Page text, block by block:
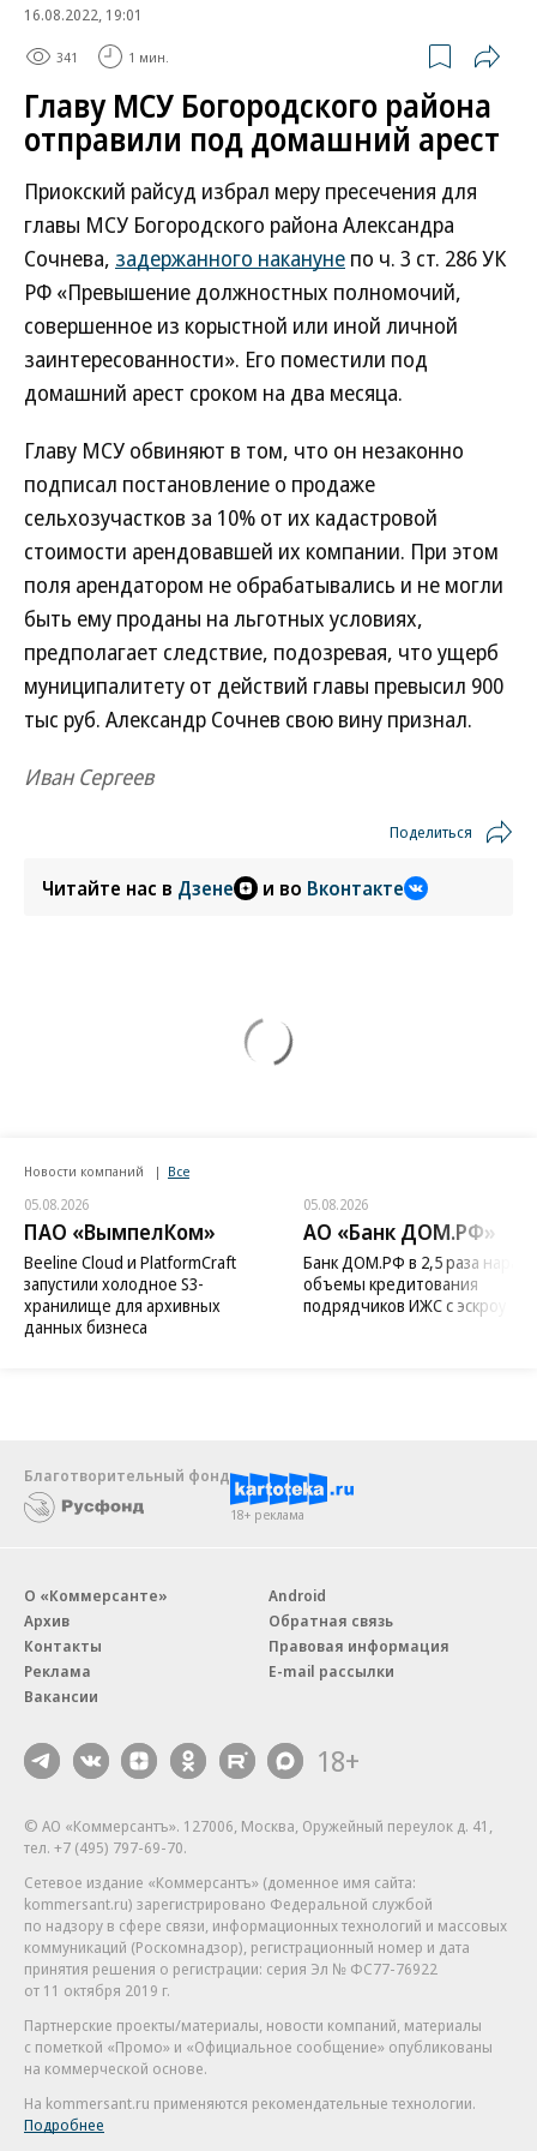
16.08.2022, 19:01
341 1 мин.
Главу МСУ Богородского района
отправили под домашний арест
Приокский райсуд избрал меру пресечения для
главы МСУ Богородского района Александра
Сочнева, задержанного накануне по ч. 3 ст. 286 УК
РФ «Превышение должностных полномочий,
совершенное из корыстной или иной личной
заинтересованности». Его поместили под
домашний арест сроком на два месяца.
Главу МСУ обвиняют в том, что он незаконно
подписал постановление о продаже
сельхозучастков за 10% от их кадастровой
стоимости арендовавшей их компании. При этом
поля арендатором не обрабатывались и не могли
быть ему проданы на льготных условиях,
предполагает следствие, подозревая, что ущерб
муниципалитету от действий главы превысил 900
тыс руб. Александр Сочнев свою вину признал.
Иван Сергеев
Поделиться
Читайте нас в Дзене и во Вконтакте
Новости компаний Все
05.08.2026
ПАО «ВымпелКом»
Beeline Cloud и PlatformCraft
запустили холодное S3-
хранилище для архивных
данных бизнеса
05.08.2026
АО «Банк ДОМ.РФ»
Банк ДОМ.РФ в 2,5 раза
объемы кредитования
подрядчиков ИЖС с эскроу
Благотворительный фонд
18+ реклама
О «Коммерсанте»
Архив
Контакты
Реклама
Вакансии
Android
Обратная связь
Правовая информация
E-mail рассылки
18+
© АО «Коммерсантъ». 127006, Москва, Оружейный переулок д. 41,
тел. +7 (495) 797-69-70.
Сетевое издание «Коммерсантъ» (доменное имя сайта:
kommersant.ru) зарегистрировано Федеральной службой
по надзору в сфере связи, информационных технологий и массовых
коммуникаций (Роскомнадзор), регистрационный номер и дата
принятия решения о регистрации: серия Эл № ФС77-76922
от 11 октября 2019 г.
Партнерские проекты/материалы, новости компаний, материалы
с пометкой «Промо» и «Официальное сообщение» опубликованы
на коммерческой основе.
На kommersant.ru применяются рекомендательные технологии.
Подробнее